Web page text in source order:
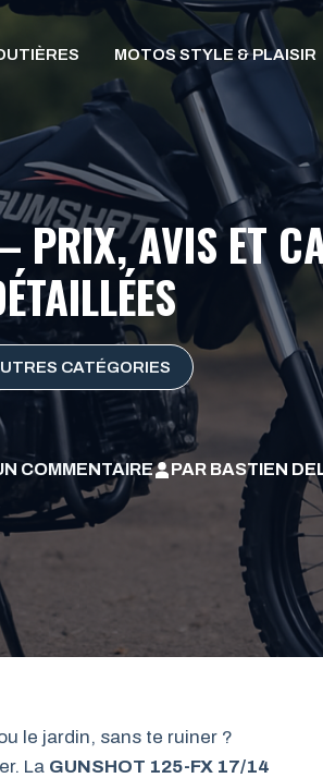
MOTOS STYLE & PLAISIR
AVIS ET
CATÉGORIES
COMMENTAIRE PAR BASTIEN
le jardin, sans te ruiner ?
La GUNSHOT 125-FX 17/14